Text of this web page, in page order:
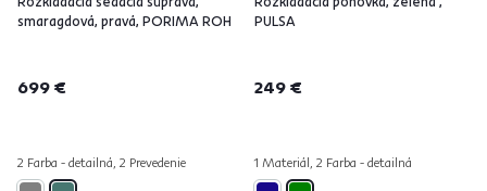
smaragdová, pravá, PORIMA ROH
699 €
2 Farba - detailná, 2 Prevedenie
PULSA
249 €
1 Materiál, 2 Farba - detailná